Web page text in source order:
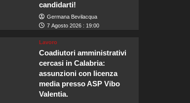
candidarti!
Germana Bevilacqua
7 Agosto 2026 : 19:00
Lavoro
Coadiutori amministrativi
cercasi in Calabria:
assunzioni con licenza
media presso ASP Vibo
Valentia.